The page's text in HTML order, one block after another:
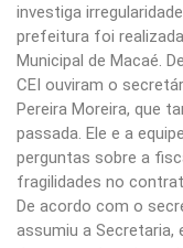
investiga
prefeitura foi
Municipal de Macaé.
CEI ouviram o
Pereira Moreira, que
passada. Ele e a
perguntas sobre a
fragilidades no
De acordo com o
assumiu a